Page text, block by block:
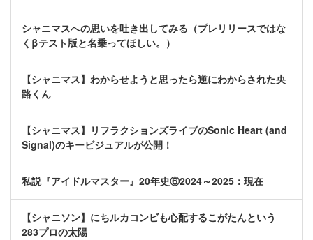
シャニマスへの思いを吐き出してみる（プレリリースではな
くβテスト版と名乗ってほしい。）
【シャニマス】わからせようと思ったら逆にわからされた央
路くん
【シャニマス】リフラクションズライブのSonic Heart (and
Signal)のキービジュアルが公開！
私説『アイドルマスター』20年史⑥2024～2025：現在
【シャニソン】にちルカコンビも心配するこがたんという
283プロの太陽